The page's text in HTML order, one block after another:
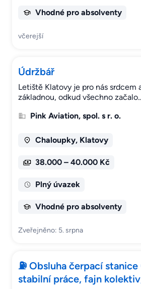
Vhodné pro absolventy
včerejší
Údržbář
Letiště Klatovy je pro nás srdcem
základnou, odkud všechno
Pink Aviation, spol. s r. o.
Chaloupky, Klatovy
38.000 – 40.000 Kč
Plný úvazek
Vhodné pro absolventy
Zveřejněno: 5. srpna
⛽ Obsluha čerpací
stabilní práce, fajn